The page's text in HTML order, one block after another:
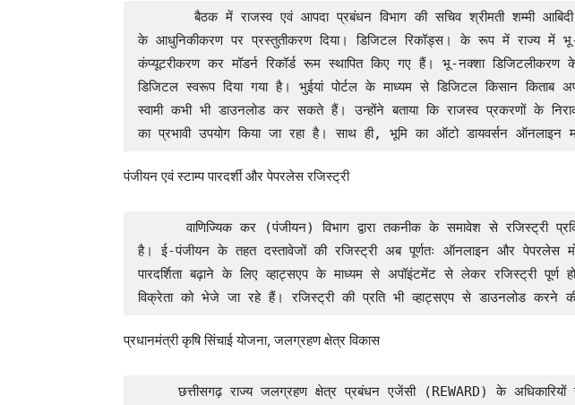
       बैठक में राजस्व एवं आपदा प्रबंधन विभाग की सचिव श्रीमती शम्मी आबिदी ने छत्तीसगढ़ में भू-अभिलेखों
के आधुनिकीकरण पर प्रस्तुतीकरण दिया। डिजिटल रिकॉड्स। के रूप में राज्य में
कंप्यूटरीकरण कर मॉडर्न रिकॉर्ड रूम स्थापित किए गए हैं। भू-नक्शा
डिजिटल स्वरूप दिया गया है। भुईयां पोर्टल के माध्यम से डिजिटल किसान
स्वामी कभी भी डाउनलोड कर सकते हैं। उन्होंने बताया कि राजस्व प्रकरणों के
का प्रभावी उपयोग किया जा रहा है। साथ ही, भूमि का ऑटो डायवर्सन ऑनलाइन
पंजीयन एवं स्टाम्प पारदर्शी और पेपरलेस रजिस्ट्री
      वाणिज्यिक कर (पंजीयन) विभाग द्वारा तकनीक के समावेश से रजिस्ट्री प्रक्रिया को सरल बनाया गया
है। ई-पंजीयन के तहत दस्तावेजों की रजिस्ट्री अब पूर्णतः ऑनलाइन और पेपरलेस
पारदर्शिता बढ़ाने के लिए व्हाट्सएप के माध्यम से अपॉइंटमेंट से लेकर रजिस्ट्री
विक्रेता को भेजे जा रहे हैं। रजिस्ट्री की प्रति भी व्हाट्सएप से डाउनलोड करने
प्रधानमंत्री कृषि सिंचाई योजना, जलग्रहण क्षेत्र विकास
     छत्तीसगढ़ राज्य जलग्रहण क्षेत्र प्रबंधन एजेंसी (REWARD) के अधिकारियों ने पीएमकेएसवाई (WDC